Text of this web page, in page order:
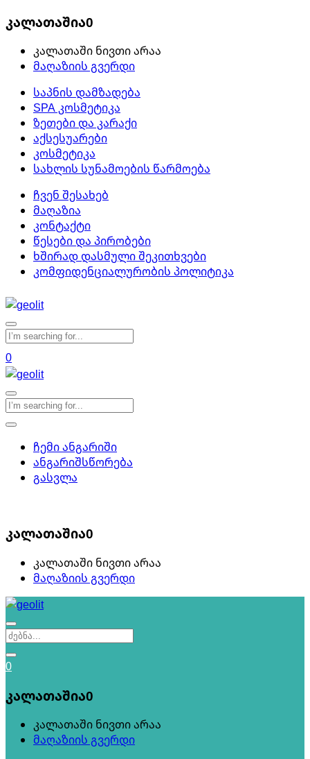
კალათაშია0
კალათაში ნივთი არაა
მაღაზიის გვერდი
საპნის დამზადება
SPA კოსმეტიკა
ზეთები და კარაქი
აქსესუარები
კოსმეტიკა
სახლის სუნამოების წარმოება
ჩვენ შესახებ
მაღაზია
კონტაქტი
წესები და პირობები
ხშირად დასმული შეკითხვები
კომფიდენციალურობის პოლიტიკა
0
ჩემი ანგარიში
ანგარიშსწორება
გასვლა
კალათაშია0
კალათაში ნივთი არაა
მაღაზიის გვერდი
0
კალათაშია0
კალათაში ნივთი არაა
მაღაზიის გვერდი